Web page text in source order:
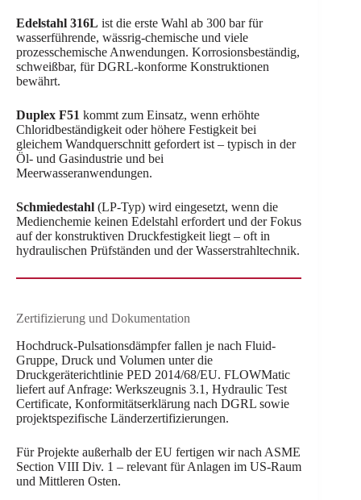
Edelstahl 316L ist die erste Wahl ab 300 bar für
wasserführende, wässrig-chemische und viele
prozesschemische Anwendungen. Korrosionsbeständig,
schweißbar, für DGRL-konforme Konstruktionen
bewährt.
Duplex F51 kommt zum Einsatz, wenn erhöhte
Chloridbeständigkeit oder höhere Festigkeit bei
gleichem Wandquerschnitt gefordert ist – typisch in der
Öl- und Gasindustrie und bei
Meerwasseranwendungen.
Schmiedestahl (LP-Typ) wird eingesetzt, wenn die
Medienchemie keinen Edelstahl erfordert und der Fokus
auf der konstruktiven Druckfestigkeit liegt – oft in
hydraulischen Prüfständen und der Wasserstrahltechnik.
Zertifizierung und Dokumentation
Hochdruck-Pulsationsdämpfer fallen je nach Fluid-
Gruppe, Druck und Volumen unter die
Druckgeräterichtlinie PED 2014/68/EU. FLOWMatic
liefert auf Anfrage: Werkszeugnis 3.1, Hydraulic Test
Certificate, Konformitätserklärung nach DGRL sowie
projektspezifische Länderzertifizierungen.
Für Projekte außerhalb der EU fertigen wir nach ASME
Section VIII Div. 1 – relevant für Anlagen im US-Raum
und Mittleren Osten.